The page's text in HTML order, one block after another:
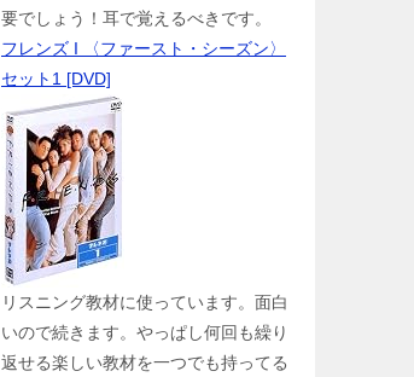
要でしょう！耳で覚えるべきです。
フレンズ I 〈ファースト・シーズン〉
セット1 [DVD]
リスニング教材に使っています。面白
いので続きます。やっぱし何回も繰り
返せる楽しい教材を一つでも持ってる